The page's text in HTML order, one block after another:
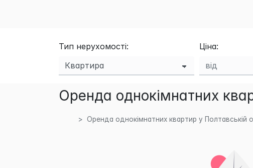
Тип нерухомості: Ціна:
Оренда однокімнатних
Оренда однокімнатних квартир у Полтавській